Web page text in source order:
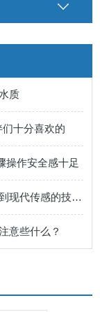
质
十分喜欢的
操作安全感十足
BOD检测仪结构功能解析：从传统孵化到现代传感的技术跃迁
意些什么？